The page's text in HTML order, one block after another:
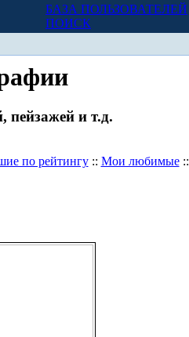
БАЗА ПОЛЬЗОВАТЕЛЕЙ
ПОИСК
пейзажей и т.д.
по рейтингу:: Мои любимые::